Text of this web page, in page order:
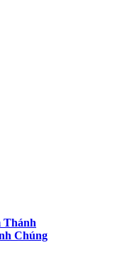
Thánh
Chúng